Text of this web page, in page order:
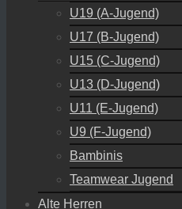
U19 (A-Jugend)
U17 (B-Jugend)
U15 (C-Jugend)
U13 (D-Jugend)
U11 (E-Jugend)
U9 (F-Jugend)
Bambinis
Teamwear Jugend
Alte Herren